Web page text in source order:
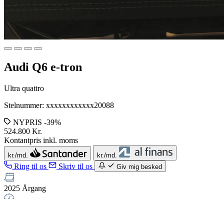
Audi Q6 e-tron
Ultra quattro
Stelnummer: xxxxxxxxxxxx20088
NYPRIS -39%
524.800 Kr.
Kontantpris inkl. moms
kr./md. kr./md.
Ring til os Skriv til os Giv mig besked
2025 Årgang